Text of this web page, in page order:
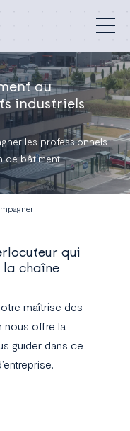
au
industriels
les professionnels
de bâtiment
qui
la chaîne
maîtrise des
nous offre la
guider dans ce